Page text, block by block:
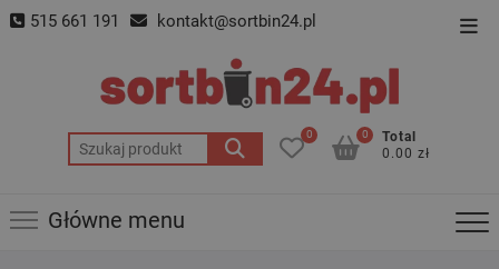
Skip 515 661 191 kontakt@sortbin24.pl
Szukaj:
0
Total
0.00 zł
0
Główne menu